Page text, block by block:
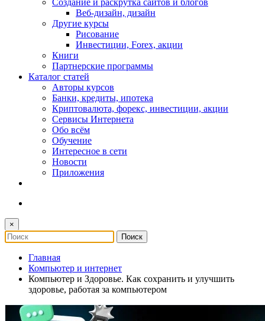
Веб-дизайн, дизайн
Другие курсы
Рисование
Инвестиции, Forex, акции
Книги
Партнерские программы
Каталог статей
Авторы курсов
Банки, кредиты, ипотека
Криптовалюта, форекс, инвестиции, акции
Сервисы Интернета
Обо всём
Обучение
Интересное в сети
Новости
Приложения
×
Главная
Компьютер и интернет
Компьютер и Здоровье. Как сохранить и улучшить
здоровье, работая за компьютером